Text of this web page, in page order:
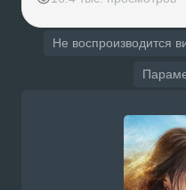
Не воспроизводится